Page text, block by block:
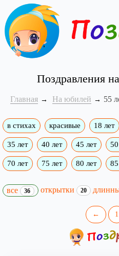
Поздравления
Главная На юбилей 55
в стихах красивые 18 лет
35 лет 40 лет 45 лет
70 лет 75 лет 80 лет
все 36 открытки 20
← 1